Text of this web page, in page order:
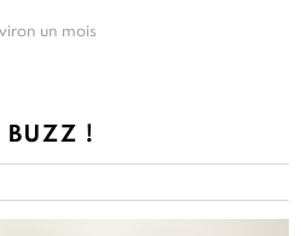
un mois
BUZZ !